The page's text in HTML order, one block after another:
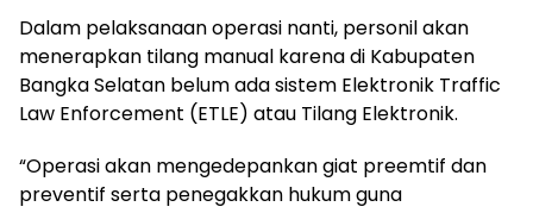
Dalam pelaksanaan operasi nanti, personil akan
menerapkan tilang manual karena di Kabupaten
Bangka Selatan belum ada sistem Elektronik Traffic
Law Enforcement (ETLE) atau Tilang Elektronik.
“Operasi akan mengedepankan giat preemtif dan
preventif serta penegakkan hukum guna